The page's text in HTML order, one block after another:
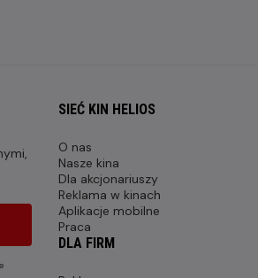
SIEĆ KIN HELIOS
O nas
Nasze kina
Dla akcjonariuszy
Reklama w kinach
Aplikacje mobilne
Praca
DLA FIRM